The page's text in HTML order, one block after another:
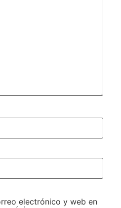
electrónico y web en